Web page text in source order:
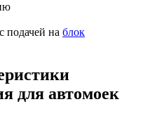
подачей на блок
для автомоек